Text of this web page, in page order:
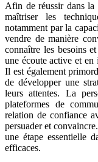
Afin de réussir dans
maîtriser les
notamment par la
vendre de manière
connaître les besoins
une écoute active et en
Il est également
de développer une
leurs attentes. La
plateformes de
relation de confiance
persuader et
une étape essentielle
efficaces.